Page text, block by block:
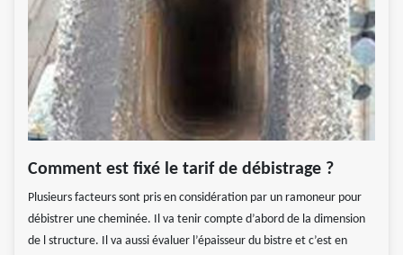
Comment est fixé le tarif de débistrage ?
Plusieurs facteurs sont pris en considération par un ramoneur pour
débistrer une cheminée. Il va tenir compte d’abord de la dimension
de l structure. Il va aussi évaluer l’épaisseur du bistre et c’est en